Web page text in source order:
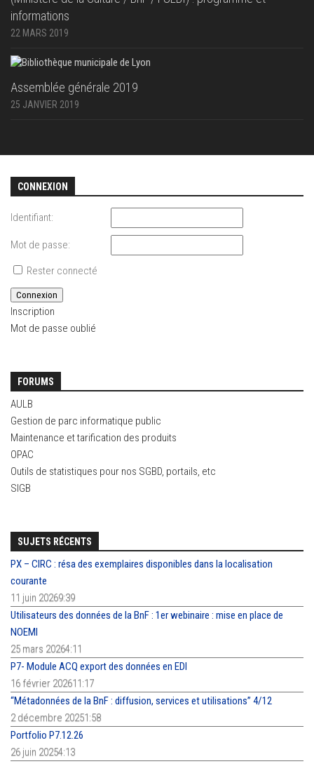
informations
22 MARS 2019
Assemblée générale 2019
25 JANVIER 2019
CONNEXION
Identifiant:
Mot de passe:
Rester connecté
Connexion
Inscription
Mot de passe oublié
FORUMS
AULB
Gestion de parc informatique public
Maintenance et tarification des produits
OPAC
Outils de statistiques pour nos SGBD, portails, etc
SIGB
SUJETS RÉCENTS
PX – CIRC : résa des exemplaires disponibles dans la localisation
courante
11 juin 20269:39
Utilisateurs des données de la BnF : 1er webinaire : mise en place de
NOEMI
25 mars 20264:11
P7- Module ACQ export des données en EDI
16 février 202611:17
“Métadonnées de la BnF : diffusion, services et utilisations” 4/12
2 décembre 20251:58
Portfolio P7.12.26
26 juin 20254:13